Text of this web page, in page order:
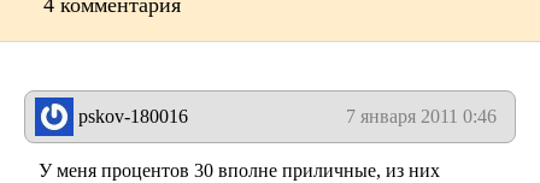
4 комментария
pskov-180016 7 января 2011 0:46
У меня процентов 30 вполне приличные, из них